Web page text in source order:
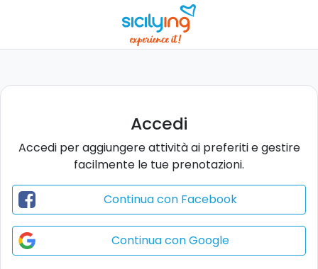
Accedi
Accedi per aggiungere attività ai preferiti e gestire
facilmente le tue prenotazioni.
Continua con Facebook
Continua con Google